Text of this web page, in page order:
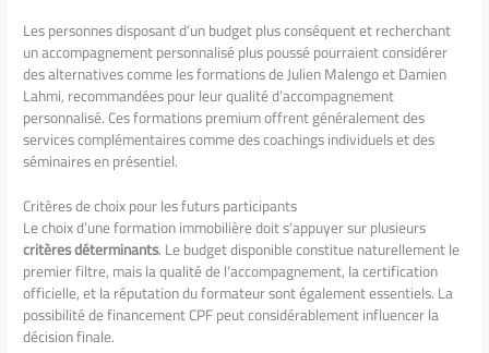
Les personnes disposant d’un budget plus conséquent et recherchant
un accompagnement personnalisé plus poussé pourraient considérer
des alternatives comme les formations de Julien Malengo et Damien
Lahmi, recommandées pour leur qualité d’accompagnement
personnalisé. Ces formations premium offrent généralement des
services complémentaires comme des coachings individuels et des
séminaires en présentiel.
Critères de choix pour les futurs participants
Le choix d’une formation immobilière doit s’appuyer sur plusieurs
critères déterminants. Le budget disponible constitue naturellement le
premier filtre, mais la qualité de l’accompagnement, la certification
officielle, et la réputation du formateur sont également essentiels. La
possibilité de financement CPF peut considérablement influencer la
décision finale.